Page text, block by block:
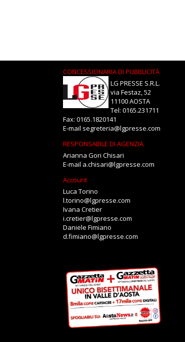
CONCESSIONARIA DI PUBBLICITÀ
LG PRESSE S.R.L.
via Festaz, 52
11100 AOSTA
Tel: 0165.231711
Fax: 0165.1820141
E-mail segreteria@lgpresse.com
RESPONSABILE DI AGENZIA
Arianna Gori Chisari
E-mail a.chisari@lgpresse.com
Account
Luca Torino
l.torino@lgpresse.com
Ivana Cretier
i.cretier@lgpresse.com
Daniele Fimiano
d.fimiano@lgpresse.com